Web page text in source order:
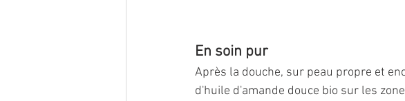
En soin pur
Après la douche, sur peau propre et
d'huile d'amande douce bio sur les